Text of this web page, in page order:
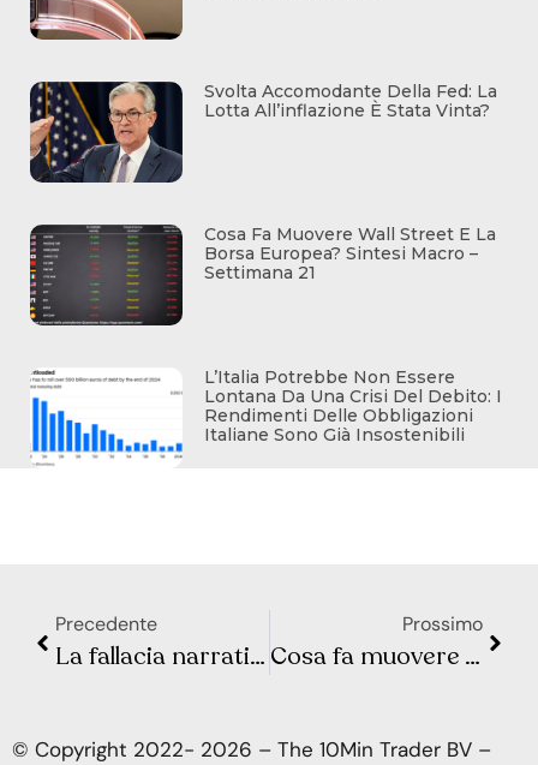
Svolta Accomodante Della Fed: La
Lotta All’inflazione È Stata Vinta?
Cosa Fa Muovere Wall Street E La
Borsa Europea? Sintesi Macro –
Settimana 21
L’Italia Potrebbe Non Essere
Lontana Da Una Crisi Del Debito: I
Rendimenti Delle Obbligazioni
Italiane Sono Già Insostenibili
Precedente
La fallacia narrativa: le storie muovono i mercati
Prossimo
Cosa fa muovere Wall Street e la Borsa Europea? Sintesi Macro – Settimana 23
© Copyright 2022- 2026 – The 10Min Trader BV –